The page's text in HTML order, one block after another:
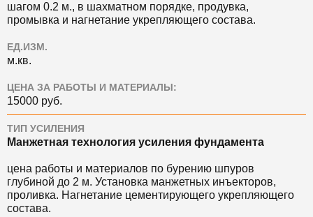
шагом 0.2 м., в шахматном порядке, продувка,
промывка и нагнетание укрепляющего состава.
ЕД.ИЗМ.
м.кв.
ЦЕНА ЗА РАБОТЫ И МАТЕРИАЛЫ:
15000 руб.
ТИП УСИЛЕНИЯ
Манжетная технология усиления фундамента
цена работы и материалов по бурению шпуров
глубиной до 2 м. Установка манжетных инъекторов,
проливка. Нагнетание цементирующего укрепляющего
состава.